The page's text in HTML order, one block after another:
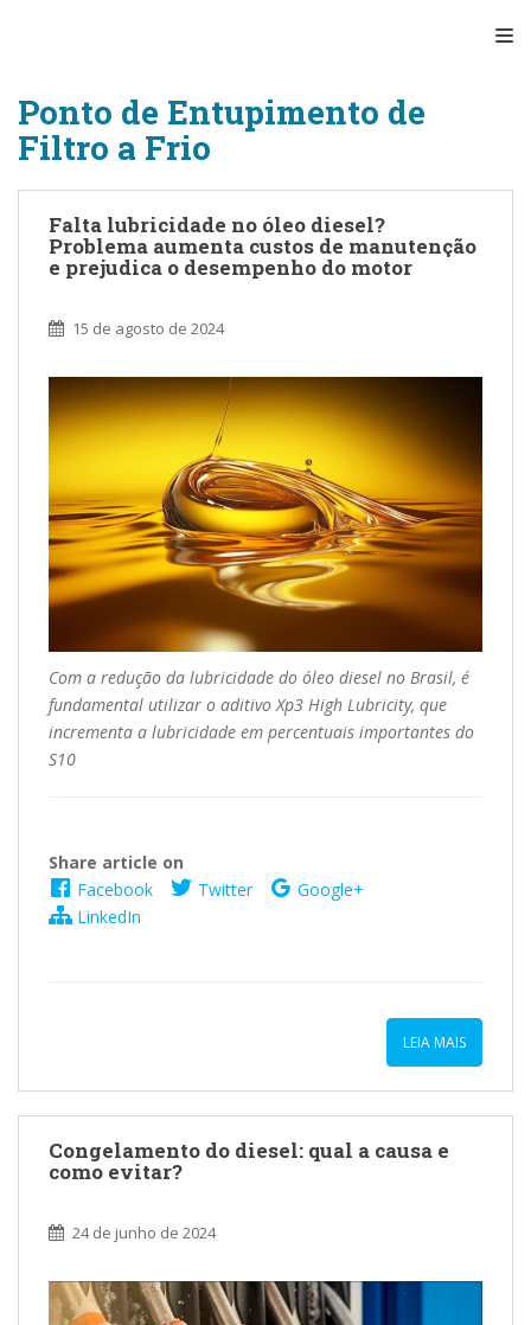
Ponto de Entupimento de
Filtro a Frio
Falta lubricidade no óleo diesel?
Problema aumenta custos de manutenção
e prejudica o desempenho do motor
15 de agosto de 2024
Com a redução da lubricidade do óleo diesel no Brasil, é
fundamental utilizar o aditivo Xp3 High Lubricity, que
incrementa a lubricidade em percentuais importantes do
S10
Share article on
Facebook
Twitter
Google+
LinkedIn
LEIA MAIS
Congelamento do diesel: qual a causa e
como evitar?
24 de junho de 2024